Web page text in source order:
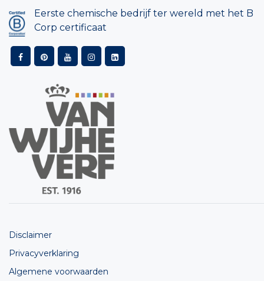
Eerste chemische bedrijf ter wereld met het B
Corp certificaat
Disclaimer
Privacyverklaring
Algemene voorwaarden